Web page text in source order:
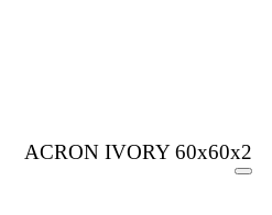
ACRON IVORY 60x60x2